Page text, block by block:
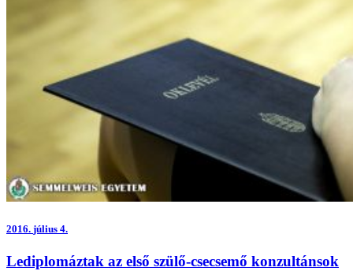
2016. július 4.
Lediplomáztak az első szülő-csecsemő konzultánsok